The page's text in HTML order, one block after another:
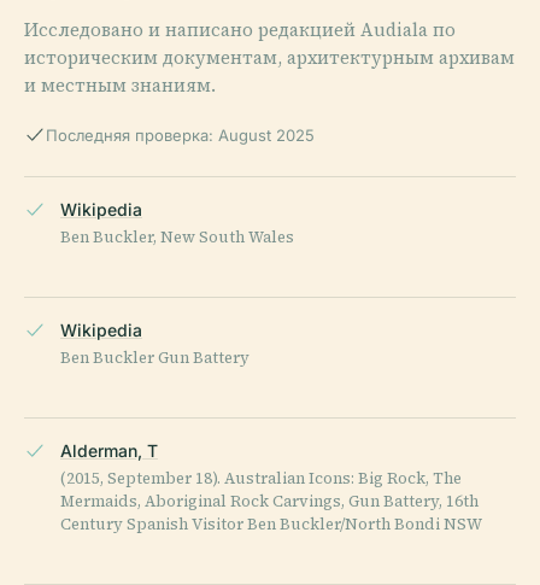
Исследовано и написано редакцией Audiala по
историческим документам, архитектурным архивам
и местным знаниям.
Последняя проверка: August 2025
Wikipedia
Ben Buckler, New South Wales
Wikipedia
Ben Buckler Gun Battery
Alderman, T
(2015, September 18). Australian Icons: Big Rock, The
Mermaids, Aboriginal Rock Carvings, Gun Battery, 16th
Century Spanish Visitor Ben Buckler/North Bondi NSW